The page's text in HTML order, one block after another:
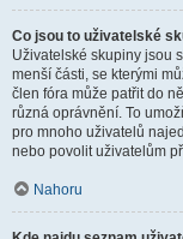
Co jsou to uživatelské
Uživatelské skupiny jsou
menší části, se kterými
člen fóra může patřit do
různá oprávnění. To
pro mnoho uživatelů
nebo povolit uživatelům
Nahoru